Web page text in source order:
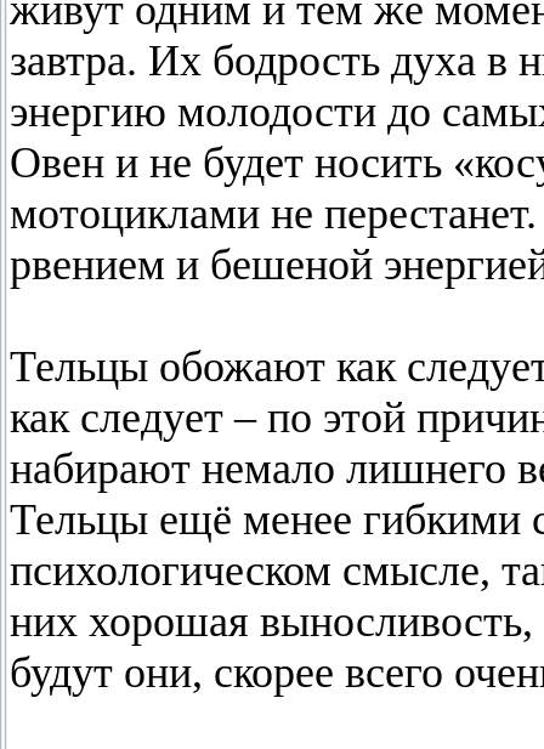
живут одним и тем же
завтра. Их бодрость духа
энергию молодости до
Овен и не будет носить
мотоциклами не
рвением и бешеной
Тельцы обожают как
как следует – по этой
набирают немало лишнего
Тельцы ещё менее гибкими
психологическом смысле,
них хорошая
будут они, скорее всего